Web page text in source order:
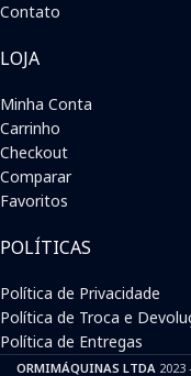
Contato
LOJA
Minha Conta
Carrinho
Checkout
Comparar
Favoritos
POLÍTICAS
Política de Privacidade
Política de Troca e
Política de Entregas
ORMIMÁQUINAS LTDA2023